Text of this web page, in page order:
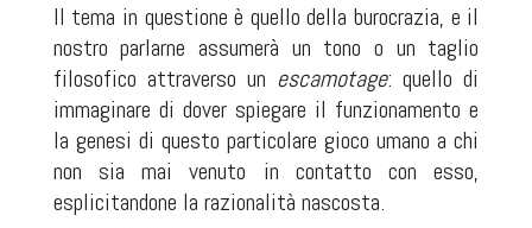
Il tema in questione è quello della burocrazia, e il
nostro parlarne assumerà un tono o un taglio
filosofico attraverso un escamotage: quello di
immaginare di dover spiegare il funzionamento e
la genesi di questo particolare gioco umano a chi
non sia mai venuto in contatto con esso,
esplicitandone la razionalità nascosta.